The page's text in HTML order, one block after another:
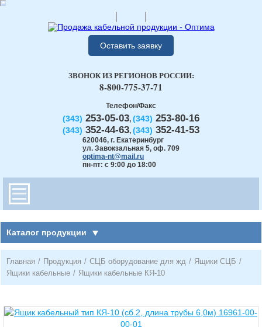
Оставить заявку
Телефон/Факс
(343) 253-05-03, (343) 253-80-16
(343) 352-44-63, (343) 352-41-53
620046, г. Екатеринбург
ул. Завокзальная 5, оф. 709
optima-nt@mail.ru
пн-пт: с 9:00 до 18:00
ЗВОНОК ИЗ РЕГИОНОВ РОССИИ:
8-800-775-37-71
Каталог продукции
Главная / Продукция / СЦБ оборудование для жд / Ящики СЦБ /
Ящики кабельные / Ящики кабельные КЯ-10